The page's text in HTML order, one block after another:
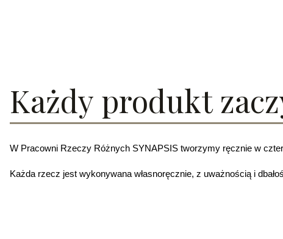
Każdy produkt
W Pracowni Rzeczy Różnych SYNAPSIS tworzymy ręcznie w
Każda rzecz jest wykonywana własnoręcznie, z uważnością i